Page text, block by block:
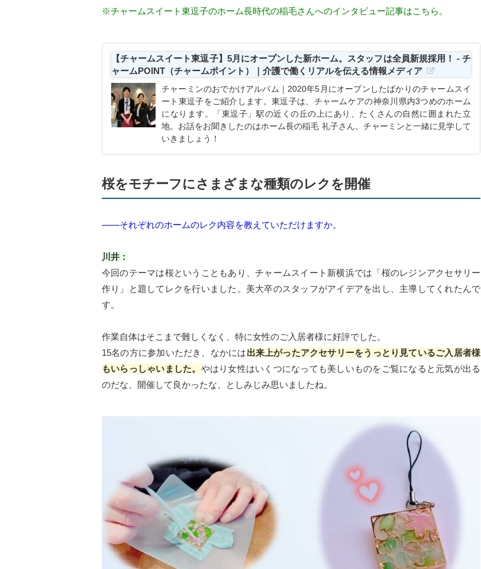
※チャームスイート東逗子のホーム長時代の稲毛さんへのインタビュー記事はこちら。
【チャームスイート東逗子】5月にオープンした新ホーム。スタッフは全員新規採用！ - チ
ャームPOINT（チャームポイント）｜介護で働くリアルを伝える情報メディア
チャーミンのおでかけアルバム｜2020年5月にオープンしたばかりのチャームスイ
ート東逗子をご紹介します。東逗子は、チャームケアの神奈川県内3つめのホーム
になります。「東逗子」駅の近くの丘の上にあり、たくさんの自然に囲まれた立
地。お話をお聞きしたのはホーム長の稲毛 礼子さん。チャーミンと一緒に見学して
いきましょう！
桜をモチーフにさまざまな種類のレクを開催
――それぞれのホームのレク内容を教えていただけますか。
川井：
今回のテーマは桜ということもあり、チャームスイート新横浜では「桜のレジンアクセサリー
作り」と題してレクを行いました。美大卒のスタッフがアイデアを出し、主導してくれたんで
す。
作業自体はそこまで難しくなく、特に女性のご入居者様に好評でした。
15名の方に参加いただき、なかには出来上がったアクセサリーをうっとり見ているご入居者様
もいらっしゃいました。 やはり女性はいくつになっても美しいものをご覧になると元気が出る
のだな、開催して良かったな、としみじみ思いましたね。